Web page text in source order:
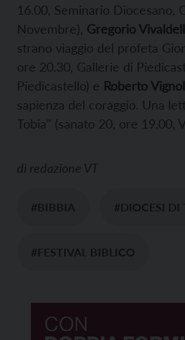
16.00, Seminario Diocesano,
Novembre), Gregorio
strano viaggio del profeta
ore 20.30, Gallerie di
Piedicastello) e Roberto
sapienza del coraggio. Una
Tobia" (sanato 20, ore 19.00,
di redazione VT
#BIBBIA #DIOCESI DI
#FESTIVAL BIBLICO